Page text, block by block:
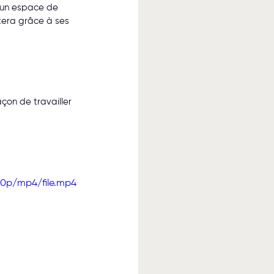
espace de
grâce à ses
de travailler
mp4/file.mp4